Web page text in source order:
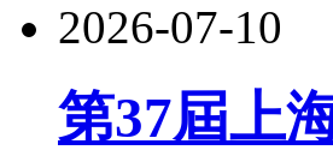
2026-07-10
第37屆上